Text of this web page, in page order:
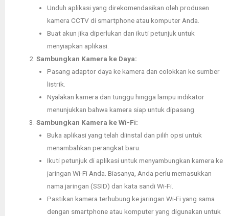
Unduh aplikasi yang direkomendasikan oleh produsen
kamera CCTV di smartphone atau komputer Anda.
Buat akun jika diperlukan dan ikuti petunjuk untuk
menyiapkan aplikasi.
Sambungkan Kamera ke Daya:
Pasang adaptor daya ke kamera dan colokkan ke sumber
listrik.
Nyalakan kamera dan tunggu hingga lampu indikator
menunjukkan bahwa kamera siap untuk dipasang.
Sambungkan Kamera ke Wi-Fi:
Buka aplikasi yang telah diinstal dan pilih opsi untuk
menambahkan perangkat baru.
Ikuti petunjuk di aplikasi untuk menyambungkan kamera ke
jaringan Wi-Fi Anda. Biasanya, Anda perlu memasukkan
nama jaringan (SSID) dan kata sandi Wi-Fi.
Pastikan kamera terhubung ke jaringan Wi-Fi yang sama
dengan smartphone atau komputer yang digunakan untuk